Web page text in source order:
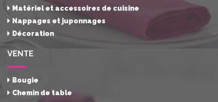
Matériel et accessoires de cuisine
Nappages et juponnages
Décoration
VENTE
Bougie
Chemin de table